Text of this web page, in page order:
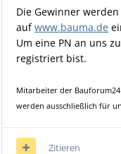
Die Gewinner
aufwww.bauma.de
Um eine PN an uns
registriert bist.
Mitarbeiter der Bauforum24
werden ausschließlich für
Zitieren